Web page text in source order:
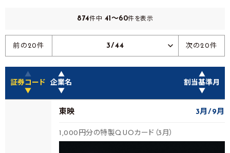
874件中 41～60件を表示
前の20件 3/44 次の20件
▲
証券コード
▼
▲
企業名
▼
▲
割当基準月
▼
東映 3月 9月
1,000円分の特製QUOカード（3月）